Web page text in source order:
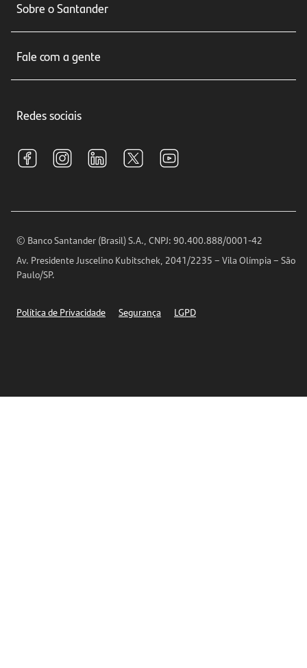
Seguros
Crédito e Financiamentos
Investimentos
Sobre o Santander
Relações com Investidores
Fale com a gente
Central de Renegociação
S.A.C
Encontre nossas agências
Horários de Atendimento
Telefones
Redes sociais
© Banco Santander (Brasil) S.A., CNPJ: 90.400.888/0001-42
Av. Presidente Juscelino Kubitschek, 2041/2235 – Vila Olímpia – São
Paulo/SP.
Política de Privacidade Segurança LGPD